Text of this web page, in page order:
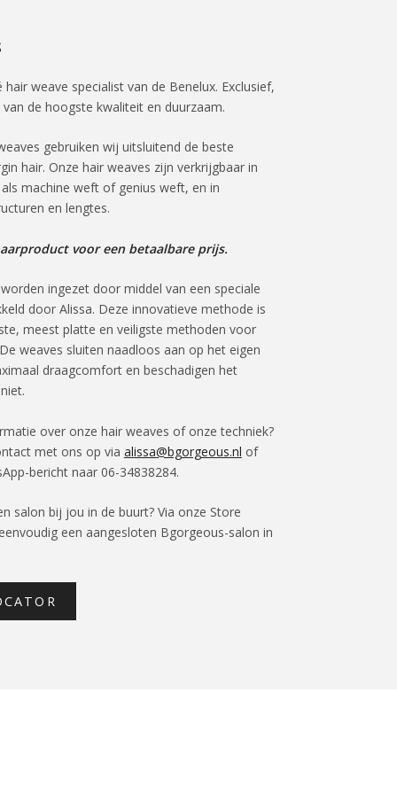
weave specialist van de Benelux. Exclusief,
de hoogste kwaliteit en duurzaam.
gebruiken wij uitsluitend de beste
hair. Onze hair weaves zijn verkrijgbaar in
machine weft of genius weft, en in
en lengtes.
voor een betaalbare prijs.
ingezet door middel van een speciale
door Alissa. Deze innovatieve methode is
meest platte en veiligste methoden voor
weaves sluiten naadloos aan op het eigen
draagcomfort en beschadigen het
over onze hair weaves of onze techniek?
met ons op via alissa@bgorgeous.nl of
bericht naar 06-34838284.
salon bij jou in de buurt? Via onze Store
een aangesloten Bgorgeous-salon in